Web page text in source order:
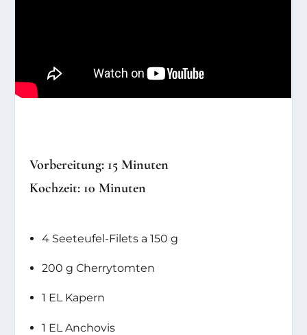
Vorbereitung: 15 Minuten
Kochzeit: 10 Minuten
4 Seeteufel-Filets a 150 g
200 g Cherrytomten
1 EL Kapern
1 EL Anchovis